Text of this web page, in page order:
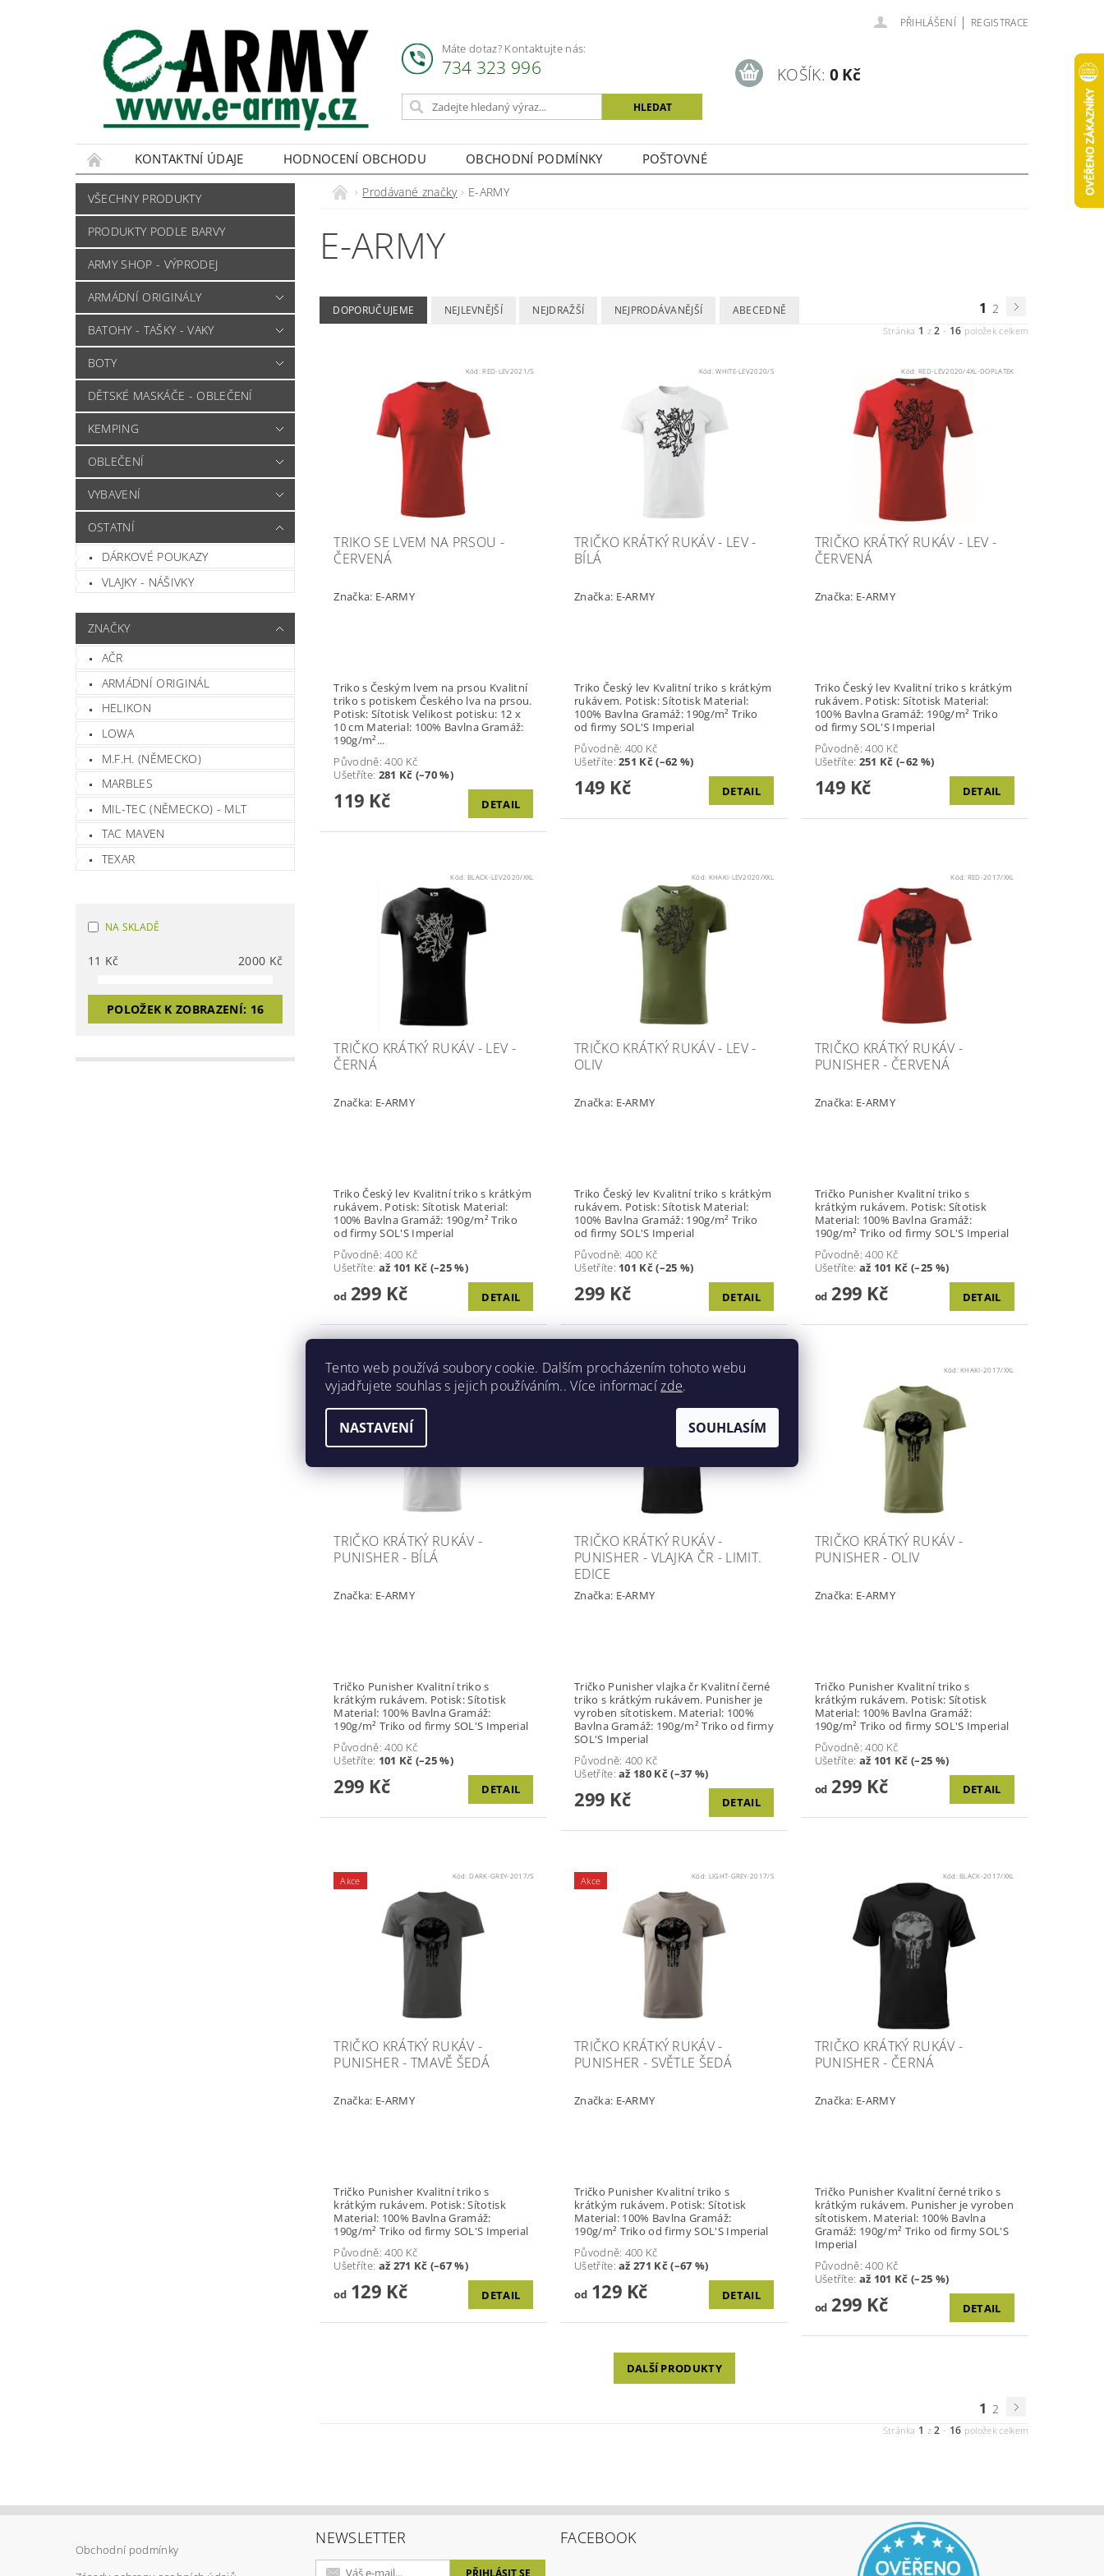
Máte dotaz? Kontaktujte nás:
734 323 996
PŘIHLÁŠENÍ | REGISTRACE
KOŠÍK: 0 Kč
KONTAKTNÍ ÚDAJE HODNOCENÍ OBCHODU OBCHODNÍ PODMÍNKY POŠTOVNÉ
VŠECHNY PRODUKTY
PRODUKTY PODLE BARVY
ARMY SHOP - VÝPRODEJ
ARMÁDNÍ ORIGINÁLY
BATOHY - TAŠKY - VAKY
BOTY
DĚTSKÉ MASKÁČE - OBLEČENÍ
KEMPING
OBLEČENÍ
VYBAVENÍ
OSTATNÍ
DÁRKOVÉ POUKAZY
VLAJKY - NÁŠIVKY
ZNAČKY
AČR
ARMÁDNÍ ORIGINÁL
HELIKON
LOWA
M.F.H. (NĚMECKO)
MARBLES
MIL-TEC (NĚMECKO) - MLT
TAC MAVEN
TEXAR
NA SKLADĚ
11 Kč 2000 Kč
POLOŽEK K ZOBRAZENÍ: 16
Prodávané značky E-ARMY
E-ARMY
DOPORUČUJEME NEJLEVNĚJŠÍ NEJDRAŽŠÍ NEJPRODÁVANĚJŠÍ ABECEDNĚ 1 2
Stránka 1 z2 - 16 položek celkem
Kód:RED-LEV2021/S
TRIKO SE LVEM NA PRSOU -
ČERVENÁ
Značka: E-ARMY
Triko s Českým lvem na prsou Kvalitní
triko s potiskem Českého lva na prsou.
Potisk: Sítotisk Velikost potisku: 12 x
10 cm Material: 100% Bavlna Gramáž:
190g/m²...
Původně:400 Kč
Ušetříte: 281 Kč (–70 %)
119 Kč DETAIL
Kód:WHITE-LEV2020/S
TRIČKO KRÁTKÝ RUKÁV - LEV -
BÍLÁ
Značka: E-ARMY
Triko Český lev Kvalitní triko s krátkým
rukávem. Potisk: Sítotisk Material:
100% Bavlna Gramáž: 190g/m² Triko
od firmy SOL'S Imperial
Původně: 400 Kč
Ušetříte:251 Kč (–62 %)
149 Kč DETAIL
Kód: RED-LEV2020/4XL-DOPLATEK
TRIČKO KRÁTKÝ RUKÁV - LEV -
ČERVENÁ
Značka: E-ARMY
Triko Český lev Kvalitní triko s krátkým
rukávem. Potisk: Sítotisk Material:
100% Bavlna Gramáž: 190g/m² Triko
od firmy SOL'S Imperial
Původně:400 Kč
Ušetříte: 251 Kč (–62 %)
149 Kč DETAIL
Kód:BLACK-LEV2020/XXL
TRIČKO KRÁTKÝ RUKÁV - LEV -
ČERNÁ
Značka: E-ARMY
Triko Český lev Kvalitní triko s krátkým
rukávem. Potisk: Sítotisk Material:
100% Bavlna Gramáž: 190g/m² Triko
od firmy SOL'S Imperial
Původně:400 Kč
Ušetříte: až 101 Kč (–25 %)
od299 Kč DETAIL
Kód: KHAKI-LEV2020/XXL
TRIČKO KRÁTKÝ RUKÁV - LEV -
OLIV
Značka: E-ARMY
Triko Český lev Kvalitní triko s krátkým
rukávem. Potisk: Sítotisk Material:
100% Bavlna Gramáž: 190g/m² Triko
od firmy SOL'S Imperial
Původně: 400 Kč
Ušetříte: 101 Kč (–25 %)
299 Kč DETAIL
Kód: RED-2017/XXL
TRIČKO KRÁTKÝ RUKÁV -
PUNISHER - ČERVENÁ
Značka: E-ARMY
Tričko Punisher Kvalitní triko s
krátkým rukávem. Potisk: Sítotisk
Material: 100% Bavlna Gramáž:
190g/m² Triko od firmy SOL'S Imperial
Původně:400 Kč
Ušetříte: až 101 Kč (–25 %)
od299 Kč DETAIL
Kód:WHITE-2017/S
TRIČKO KRÁTKÝ RUKÁV -
PUNISHER - BÍLÁ
Značka: E-ARMY
Tričko Punisher Kvalitní triko s
krátkým rukávem. Potisk: Sítotisk
Material: 100% Bavlna Gramáž:
190g/m² Triko od firmy SOL'S Imperial
Původně:400 Kč
Ušetříte: 101 Kč (–25 %)
299 Kč DETAIL
Akce Kód: 61-2017/XXL
TRIČKO KRÁTKÝ RUKÁV -
PUNISHER - VLAJKA ČR - LIMIT.
EDICE
Značka: E-ARMY
Tričko Punisher vlajka čr Kvalitní černé
triko s krátkým rukávem. Punisher je
vyroben sítotiskem. Material: 100%
Bavlna Gramáž: 190g/m² Triko od firmy
SOL'S Imperial
Původně: 400 Kč
Ušetříte:až 180 Kč (–37 %)
299 Kč DETAIL
Kód:KHAKI-2017/XXL
TRIČKO KRÁTKÝ RUKÁV -
PUNISHER - OLIV
Značka: E-ARMY
Tričko Punisher Kvalitní triko s
krátkým rukávem. Potisk: Sítotisk
Material: 100% Bavlna Gramáž:
190g/m² Triko od firmy SOL'S Imperial
Původně:400 Kč
Ušetříte: až 101 Kč (–25 %)
od299 Kč DETAIL
Akce Kód:DARK-GREY-2017/S
TRIČKO KRÁTKÝ RUKÁV -
PUNISHER - TMAVĚ ŠEDÁ
Značka: E-ARMY
Tričko Punisher Kvalitní triko s
krátkým rukávem. Potisk: Sítotisk
Material: 100% Bavlna Gramáž:
190g/m² Triko od firmy SOL'S Imperial
Původně:400 Kč
Ušetříte: až 271 Kč (–67 %)
od129 Kč DETAIL
Akce Kód: LIGHT-GREY-2017/S
TRIČKO KRÁTKÝ RUKÁV -
PUNISHER - SVĚTLE ŠEDÁ
Značka: E-ARMY
Tričko Punisher Kvalitní triko s
krátkým rukávem. Potisk: Sítotisk
Material: 100% Bavlna Gramáž:
190g/m² Triko od firmy SOL'S Imperial
Původně: 400 Kč
Ušetříte:až 271 Kč (–67 %)
od129 Kč DETAIL
Kód:BLACK-2017/XXL
TRIČKO KRÁTKÝ RUKÁV -
PUNISHER - ČERNÁ
Značka: E-ARMY
Tričko Punisher Kvalitní černé triko s
krátkým rukávem. Punisher je vyroben
sítotiskem. Material: 100% Bavlna
Gramáž: 190g/m² Triko od firmy SOL'S
Imperial
Původně:400 Kč
Ušetříte: až 101 Kč (–25 %)
od299 Kč DETAIL
DALŠÍ PRODUKTY
1 2
Stránka 1 z2 - 16 položek celkem
Obchodní podmínky
NEWSLETTER FACEBOOK
Tento web používá soubory cookie. Dalším procházením tohoto webu
vyjadřujete souhlas s jejich používáním.. Více informacízde.
NASTAVENÍ SOUHLASÍM